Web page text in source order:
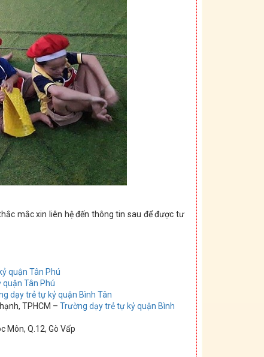
mắc xin liên hệ đến thông tin sau để được tư
quận Tân Phú
Tân Phú
dạy trẻ tự kỷ quận Bình Tân
TPHCM – Trường dạy trẻ tự kỷ quận Bình
Môn, Q.12, Gò Vấp